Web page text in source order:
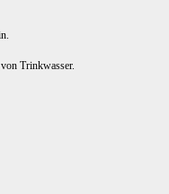
von Trinkwasser.